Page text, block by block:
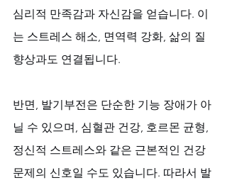
심리적 만족감과 자신감을 얻습니다. 이
는 스트레스 해소, 면역력 강화, 삶의 질
향상과도 연결됩니다.
반면, 발기부전은 단순한 기능 장애가 아
닐 수 있으며, 심혈관 건강, 호르몬 균형,
정신적 스트레스와 같은 근본적인 건강
문제의 신호일 수도 있습니다. 따라서 발